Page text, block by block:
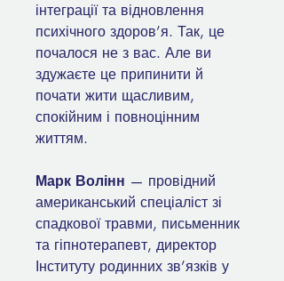
інтеграції та відновлення
психічного здоров’я. Так, це
почалося не з вас. Але ви
здужаєте це припинити й
почати жити щасливим,
спокійним і повноцінним
життям.
Марк Волінн — провідний
американський спеціаліст зі
спадкової травми, письменник
та гіпнотерапевт, директор
Інституту родинних зв’язків у